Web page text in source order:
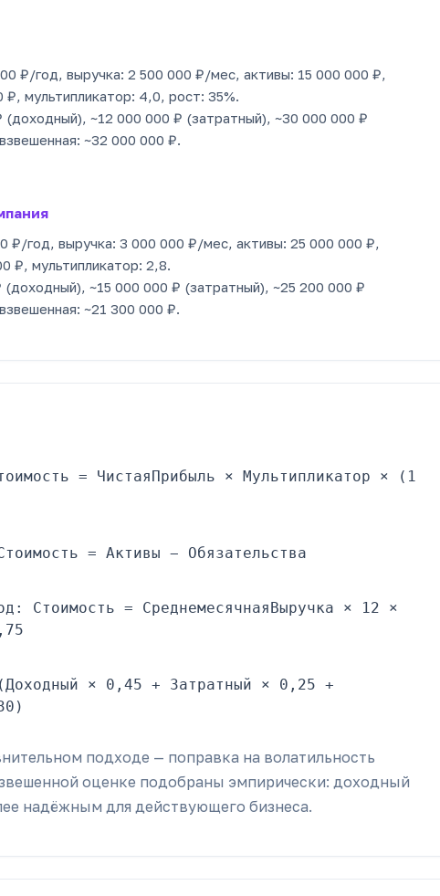
₽/год, выручка: 2 500 000 ₽/мес, активы: 15 000 000 ₽,
₽, мультипликатор: 4,0, рост: 35%.
(доходный), ~12 000 000 ₽ (затратный), ~30 000 000 ₽
~32 000 000 ₽.
₽/год, выручка: 3 000 000 ₽/мес, активы: 25 000 000 ₽,
₽, мультипликатор: 2,8.
(доходный), ~15 000 000 ₽ (затратный), ~25 200 000 ₽
~21 300 000 ₽.
= ЧистаяПрибыль × Мультипликатор × (1
= Активы − Обязательства
Стоимость = СреднемесячнаяВыручка × 12 ×
× 0,45 + Затратный × 0,25 +
подходе — поправка на волатильность
оценке подобраны эмпирически: доходный
надёжным для действующего бизнеса.